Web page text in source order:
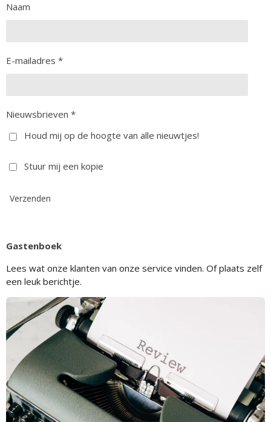
Naam
E-mailadres *
Nieuwsbrieven *
Houd mij op de hoogte van alle nieuwtjes!
Stuur mij een kopie
Verzenden
Gastenboek
Lees wat onze klanten van onze service vinden. Of plaats zelf
een leuk berichtje.